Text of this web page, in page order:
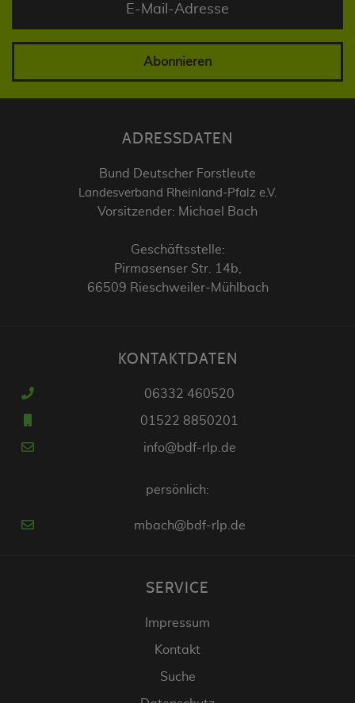
Abonnieren
ADRESSDATEN
Bund Deutscher Forstleute
Landesverband Rheinland-Pfalz e.V.
Vorsitzender: Michael Bach
Geschäftsstelle:
Pirmasenser Str. 14b,
66509 Rieschweiler-Mühlbach
KONTAKTDATEN
06332 460520
01522 8850201
info@bdf-rlp.de
persönlich:
mbach@bdf-rlp.de
SERVICE
Impressum
Kontakt
Suche